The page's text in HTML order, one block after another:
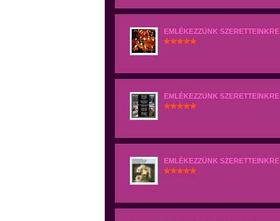
EMLÉKEZZÜNK SZERETTEINKRE
EMLÉKEZZÜNK SZERETTEINKRE
EMLÉKEZZÜNK SZERETTEINKRE